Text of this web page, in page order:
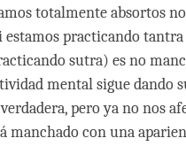
totalmente absortos
practicando
sutra) es no
mental sigue dando
pero ya no nos
manchado con una